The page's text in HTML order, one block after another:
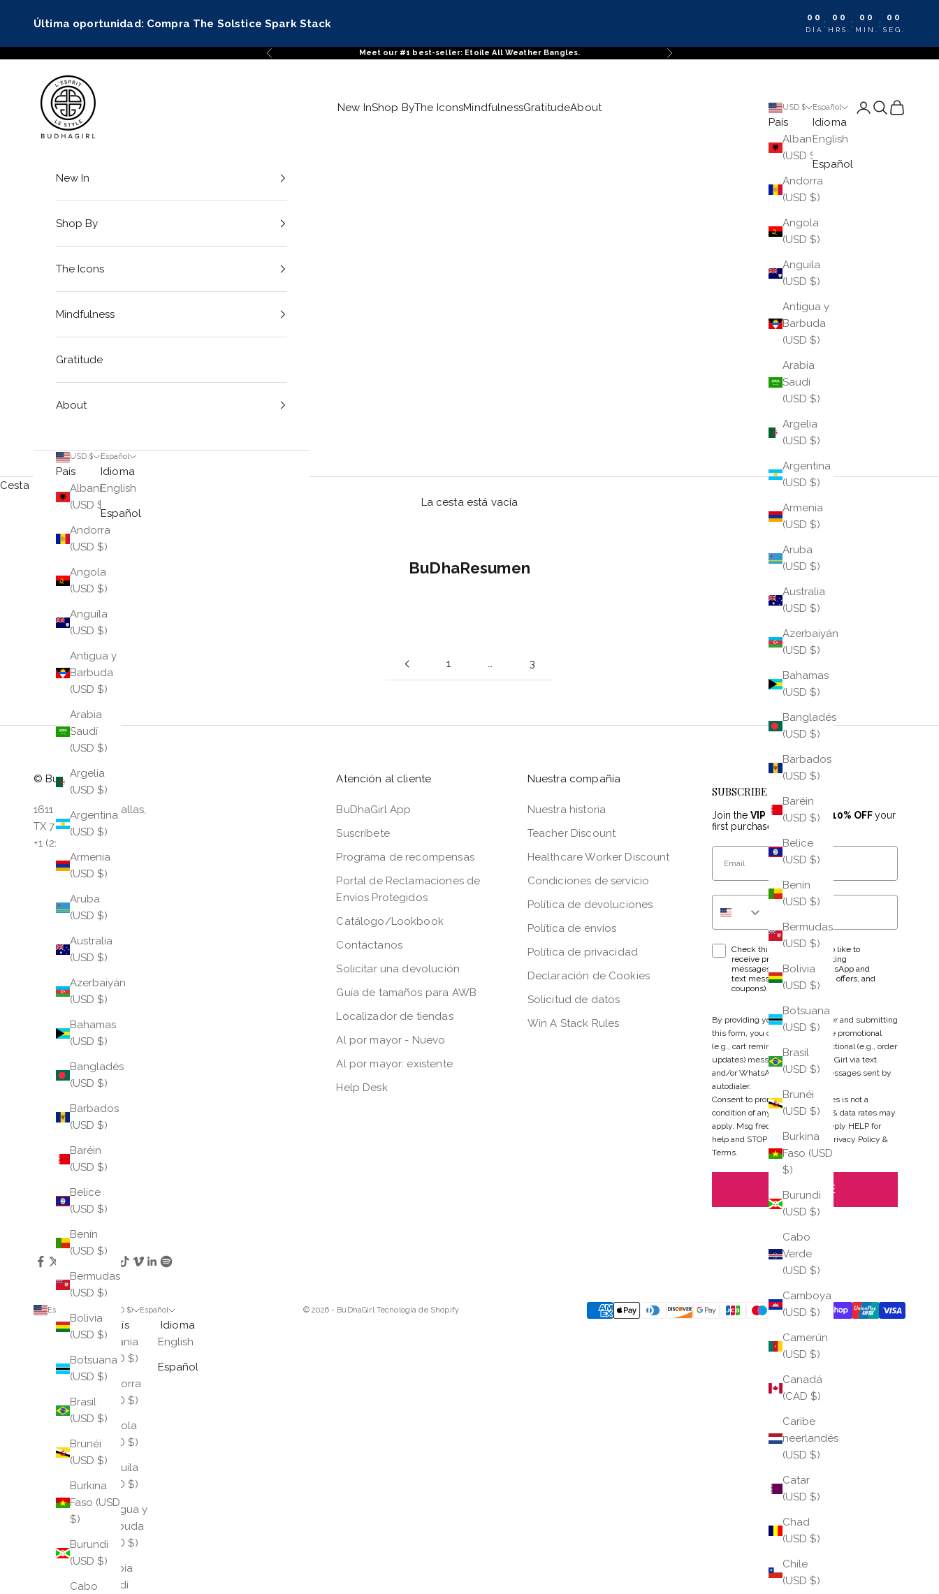
Última oportunidad: Compra The Solstice Spark Stack
00
DÍA : 00
HRS. : 00
MIN. : 00
SEG.
Anterior Meet our #1 best-seller: Etoile All Weather Bangles. Siguiente
BuDhaGirl
New InShop ByThe IconsMindfulnessGratitudeAbout USD $
País
Albania
(USD $)
Andorra
(USD $)
Angola
(USD $)
Anguila
(USD $)
Antigua y
Barbuda
(USD $)
Arabia
Saudí
(USD $)
Argelia
(USD $)
Argentina
(USD $)
Armenia
(USD $)
Aruba
(USD $)
Australia
(USD $)
Azerbaiyán
(USD $)
Bahamas
(USD $)
Bangladés
(USD $)
Barbados
(USD $)
Baréin
(USD $)
Belice
(USD $)
Benín
(USD $)
Bermudas
(USD $)
Bolivia
(USD $)
Botsuana
(USD $)
Brasil
(USD $)
Brunéi
(USD $)
Burkina
Faso (USD
$)
Burundi
(USD $)
Cabo
Verde
(USD $)
Camboya
(USD $)
Camerún
(USD $)
Canadá
(CAD $)
Caribe
neerlandés
(USD $)
Catar
(USD $)
Chad
(USD $)
Chile
(USD $)
Español
Idioma
English
Español
Iniciar sesión
Buscar
Cesta
New In
Shop By
The Icons
Mindfulness
Gratitude
About
USD $
País
Albania
(USD $)
Andorra
(USD $)
Angola
(USD $)
Anguila
(USD $)
Antigua y
Barbuda
(USD $)
Arabia
Saudí
(USD $)
Argelia
(USD $)
Argentina
(USD $)
Armenia
(USD $)
Aruba
(USD $)
Australia
(USD $)
Azerbaiyán
(USD $)
Bahamas
(USD $)
Bangladés
(USD $)
Barbados
(USD $)
Baréin
(USD $)
Belice
(USD $)
Benín
(USD $)
Bermudas
(USD $)
Bolivia
(USD $)
Botsuana
(USD $)
Brasil
(USD $)
Brunéi
(USD $)
Burkina
Faso (USD
$)
Burundi
(USD $)
Cabo
Español
Idioma
English
Español
Cesta
La cesta está vacía
BuDhaResumen
1 … 3
© BuDhaGirl LLC
1611 Dragon St, Dallas,
TX 75207
+1 (214) 599 9297
Atención al cliente
BuDhaGirl App
Suscríbete
Programa de recompensas
Portal de Reclamaciones de
Envíos Protegidos
Catálogo/Lookbook
Contáctanos
Solicitar una devolución
Guía de tamaños para AWB
Localizador de tiendas
Al por mayor - Nuevo
Al por mayor: existente
Help Desk
Nuestra compañía
Nuestra historia
Teacher Discount
Healthcare Worker Discount
Condiciones de servicio
Política de devoluciones
Política de envíos
Política de privacidad
Declaración de Cookies
Solicitud de datos
Win A Stack Rules
SUBSCRIBE
Join the VIP list& receive 10% OFFyour
first purchase!
Email
Phone Number
WhatsApp & text messaging opt-in checkbox
Check this box if you'd also like to
receive promotional marketing
messages (Exclusive WhatsApp and
text messaging-only deals, offers, and
coupons).
By providing your phone number and submitting
this form, you consent to receive promotional
(e.g., cart reminders) and transactional (e.g., order
updates) messages from BuDhaGirl via text
and/or WhatsApp, including messages sent by
autodialer.
Consent to promotional messages is not a
condition of any purchase. Msg & data rates may
apply. Msg frequency varies. Reply HELP for
help and STOP to cancel. View
Privacy Policy &
Terms.
SUBSCRIBE
Estados Unidos (USD $)
País
Albania
(USD $)
Andorra
(USD $)
Angola
(USD $)
Anguila
(USD $)
Antigua y
Barbuda
(USD $)
Arabia
Saudí
Español
Idioma
English
Español
© 2026 - BuDhaGirl Tecnología de Shopify